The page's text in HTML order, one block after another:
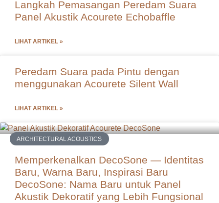
Langkah Pemasangan Peredam Suara
Panel Akustik Acourete Echobaffle
LIHAT ARTIKEL »
Peredam Suara pada Pintu dengan
menggunakan Acourete Silent Wall
LIHAT ARTIKEL »
ARCHITECTURAL ACOUSTICS
Memperkenalkan DecoSone — Identitas
Baru, Warna Baru, Inspirasi Baru
DecoSone: Nama Baru untuk Panel
Akustik Dekoratif yang Lebih Fungsional